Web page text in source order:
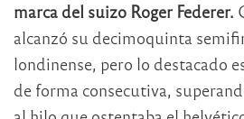
marca del suizo Roger Federer.
alcanzó su decimoquinta
londinense, pero lo destacado
de forma consecutiva,